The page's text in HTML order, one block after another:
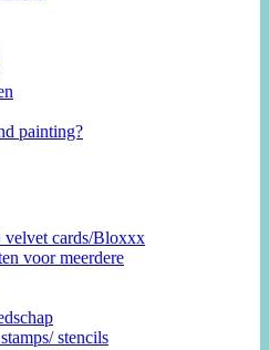
painting?
velvet cards/Bloxxx
voor meerdere
stencils